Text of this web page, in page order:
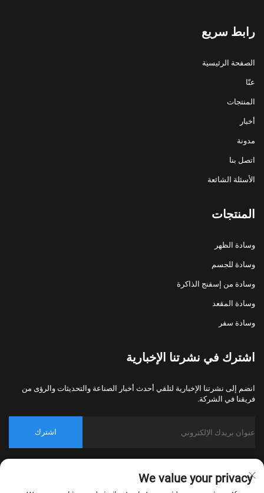
رابط سريع
الصفحة الرئيسية
عنّا
المنتجات
أخبار
مدونة
اتصل بنا
الأسئلة الشائعة
المنتجات
وسادة الظهر
وسادة للجسم
وسادة من إسفنج الذاكرة
وسادة المقعد
وسادة سفر
اشترك في نشرتنا الإخبارية
انضم إلى نشرتنا الإخبارية لتلقي أحدث أخبار الصناعة والتحديثات والرؤى من
فريقنا في الشركة.
اشترك
المحدودة، بكين جميع الحقوق محفوظة.
سياسة الخصوصية
We value your privacy